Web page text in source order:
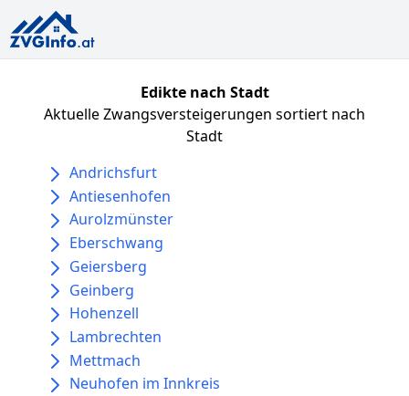
Edikte nach Stadt
Aktuelle Zwangsversteigerungen sortiert nach
Stadt
Andrichsfurt
Antiesenhofen
Aurolzmünster
Eberschwang
Geiersberg
Geinberg
Hohenzell
Lambrechten
Mettmach
Neuhofen im Innkreis